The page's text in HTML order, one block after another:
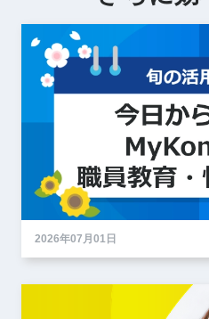
2026年07月01日